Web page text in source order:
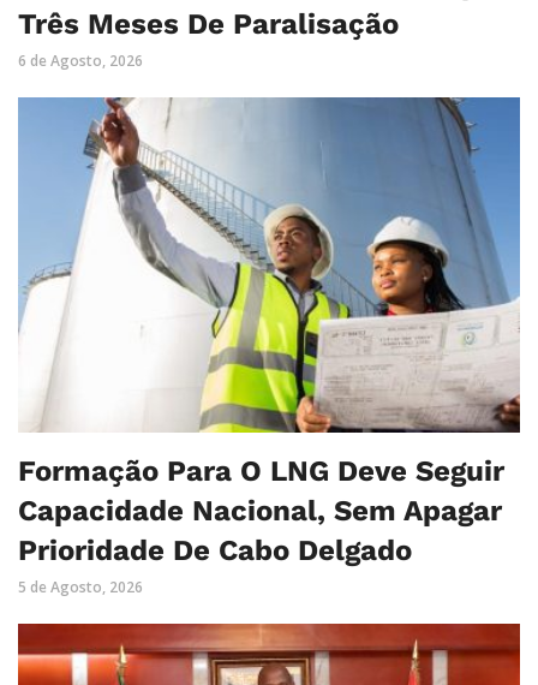
Três Meses De Paralisação
6 de Agosto, 2026
Formação Para O LNG Deve Seguir
Capacidade Nacional, Sem Apagar
Prioridade De Cabo Delgado
5 de Agosto, 2026